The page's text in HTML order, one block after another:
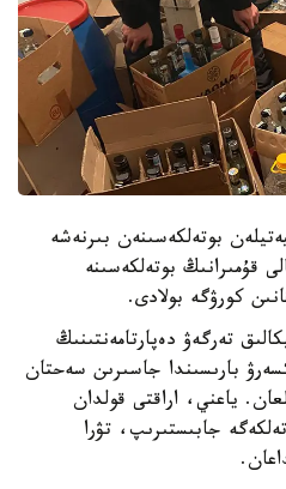
بوتەلكەسىنەن بىرنەشە
قۇمىرانىڭ بوتەلكەسىنە
كورۋگە بولادى.
تەرگەۋ دەپارتامەنتىنىڭ
بارىسىندا جاسىرىن سەحتان
ياعني، اراقتى قولدان
جابىستىرىپ، تۋرا